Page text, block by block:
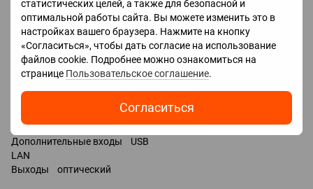
статистических целей, а также для безопасной и
оптимальной работы сайта. Вы можете изменить это в
настройках вашего браузера. Нажмите на кнопку
«Согласиться», чтобы дать согласие на использование
файлов cookie. Подробнее можно ознакомиться на
странице Пользовательское соглашение.
Согласиться
Bluetooth v 5.4
управление голосом
Amazon Alexa
Google Assistant
HDMI 4 шт
Технологии HDMI ALLM, VRR, CEC, eARC
Дополнительные входы USB
LAN
Выходы оптический